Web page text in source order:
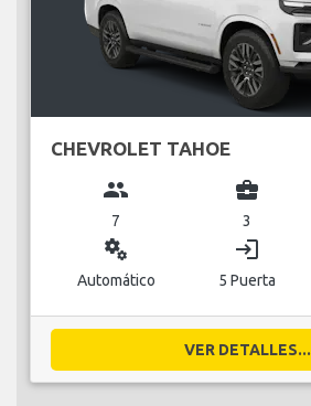
CHEVROLET TAHOE
group
7
business_center
3
miscellaneous_services
Automático
login
5 Puerta
VER DETALLES...